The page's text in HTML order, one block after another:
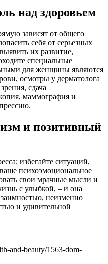
над здоровьем
зависят от общего
себя от серьезных
их развитие,
специальные
для женщины являются
осмотры у дерматолога
сдача
маммография и
и позитивный
избегайте ситуаций,
психоэмоциональное
свои мрачные мысли и
с улыбкой, – и она
неизменно
и удивительной
and-beauty/1563-dom-